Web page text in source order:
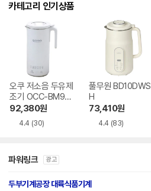
카테고리 인기상품
오쿠 저소음 두유제
조기 OCC-BM900
SV
92,380원
4.4 (30)
풀무원 BD10DWS
H
73,410원
4.4 (83)
파워링크 광고
두부기계공장 대륙식품기계